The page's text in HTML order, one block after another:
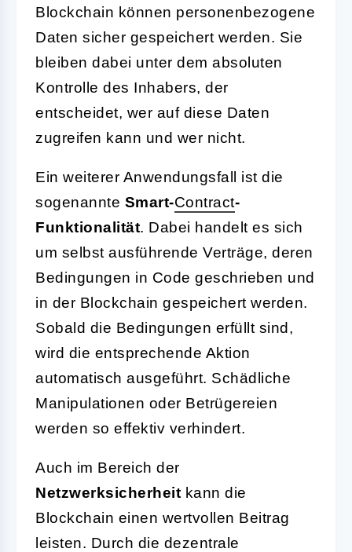
Blockchain können personenbezogene
Daten sicher gespeichert werden. Sie
bleiben dabei unter dem absoluten
Kontrolle des Inhabers, der
entscheidet, wer auf diese Daten
zugreifen kann und wer nicht.
Ein weiterer Anwendungsfall ist die
sogenannte Smart-Contract-
Funktionalität. Dabei handelt es sich
um selbst ausführende Verträge, deren
Bedingungen in Code geschrieben und
in der Blockchain gespeichert werden.
Sobald die Bedingungen erfüllt sind,
wird die entsprechende Aktion
automatisch ausgeführt. Schädliche
Manipulationen oder Betrügereien
werden so effektiv verhindert.
Auch im Bereich der
Netzwerksicherheit kann die
Blockchain einen wertvollen Beitrag
leisten. Durch die dezentrale